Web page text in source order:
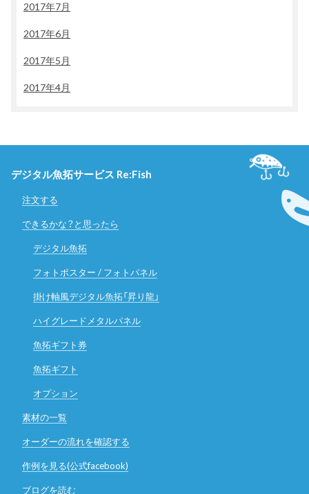
2017年7月
2017年6月
2017年5月
2017年4月
デジタル魚拓サービス Re:Fish
注文する
できるかな？と思ったら
デジタル魚拓
フォトポスター / フォトパネル
掛け軸風デジタル魚拓「昇り龍」
ハイグレードメタルパネル
魚拓ギフト券
魚拓ギフト
オプション
素材の一覧
オーダーの流れを確認する
作例を見る(公式facebook)
ブログを読む